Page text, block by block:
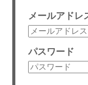
メールアドレ
パスワード